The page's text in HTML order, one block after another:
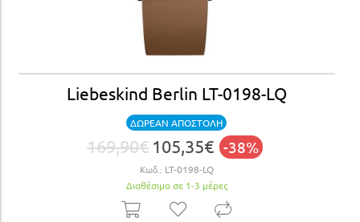
Liebeskind Berlin LT-0198-LQ
ΔΩΡΕΑΝ ΑΠΟΣΤΟΛΗ
169,90€ 105,35€ -38%
Κωδ.: LT-0198-LQ
Διαθέσιμο σε 1-3 μέρες